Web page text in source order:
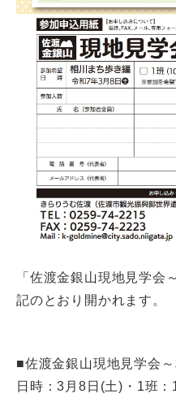
「佐渡金銀山現地見学会
記のとおり開かれます。
■佐渡金銀山現地見学会
日時：3月8日(土)・1班